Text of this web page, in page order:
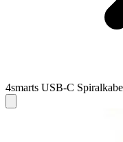
4smarts USB-C